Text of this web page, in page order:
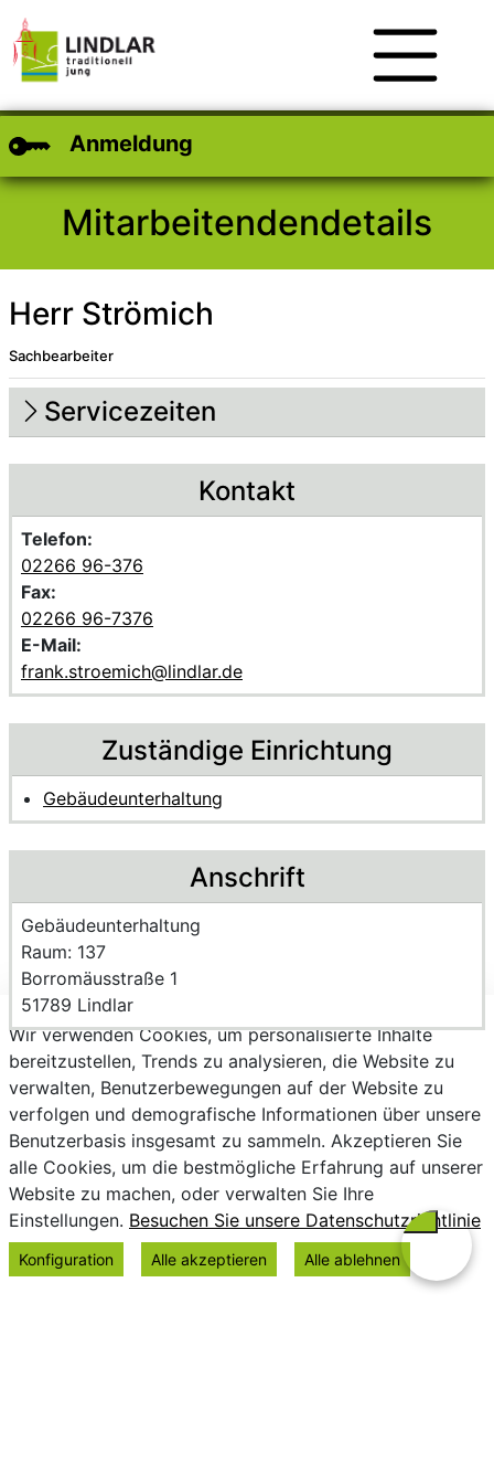
Anmeldung
Mitarbeitendendetails
Herr Strömich
Sachbearbeiter
Beschreibung
Beschreibung Intern
Servicezeiten
Kontakt
Telefon:
02266 96-376
Fax:
02266 96-7376
E-Mail:
frank.stroemich@lindlar.de
Zuständige Einrichtung
Gebäudeunterhaltung
Anschrift
Name der Einrichtung:
Gebäudeunterhaltung
Raum des Mitarbeitenden
Raum: 137
Strasse und Hausnummer
Borromäusstraße 1
PLZ und Ort
51789 Lindlar
Wir verwenden Cookies, um personalisierte Inhalte
bereitzustellen, Trends zu analysieren, die Website zu
verwalten, Benutzerbewegungen auf der Website zu
verfolgen und demografische Informationen über unsere
Benutzerbasis insgesamt zu sammeln. Akzeptieren Sie
alle Cookies, um die bestmögliche Erfahrung auf unserer
Website zu machen, oder verwalten Sie Ihre
Einstellungen. Besuchen Sie unsere Datenschutzrichtlinie
Konfiguration Alle akzeptieren Alle ablehnen